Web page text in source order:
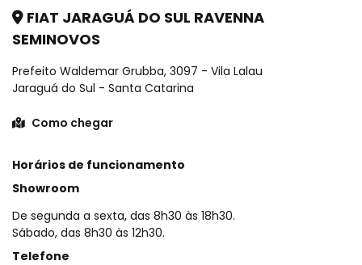
FIAT JARAGUÁ DO SUL RAVENNA
SEMINOVOS
Prefeito Waldemar Grubba, 3097 - Vila Lalau
Jaraguá do Sul - Santa Catarina
Como chegar
Horários de funcionamento
Showroom
De segunda a sexta, das 8h30 às 18h30.
Sábado, das 8h30 às 12h30.
Telefone